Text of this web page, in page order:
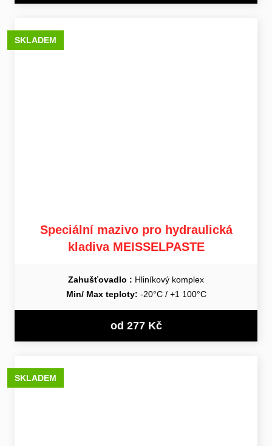
SKLADEM
Speciální mazivo pro hydraulická
kladiva MEISSELPASTE
Zahušťovadlo : Hliníkový komplex
Min/ Max teploty: -20°C / +1 100°C
od 277 Kč
SKLADEM